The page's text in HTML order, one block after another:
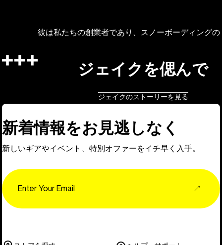
彼は私たちの創業者であり、スノーボーディング
ジェイクを偲んで
ジェイクのストーリーを見る
新着情報をお見逃しなく
新しいギアやイベント、特別オファーをイチ早く入手。
↗